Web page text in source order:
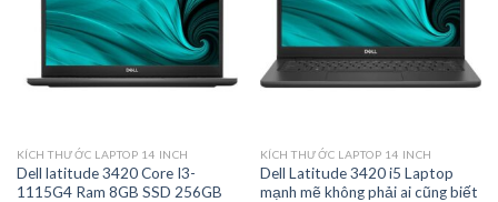
Add to
wishlist
KÍCH THƯỚC LAPTOP 14 INCH
Dell latitude 3420 Core I3-
1115G4 Ram 8GB SSD 256GB
Add to
wishlist
KÍCH THƯỚC LAPTOP 14 INCH
Dell Latitude 3420 i5 Laptop
mạnh mẽ không phải ai cũng biết